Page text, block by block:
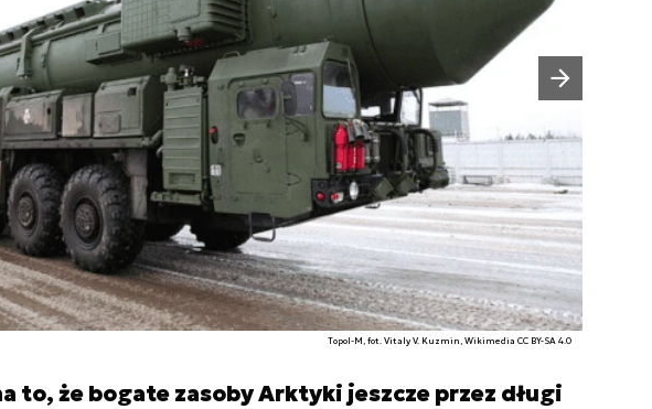
Topol-M, fot. Vitaly V. Kuzmin, Wikimedia CC BY-SA 4.0
Następny slajd
to, że bogate zasoby Arktyki jeszcze przez długi